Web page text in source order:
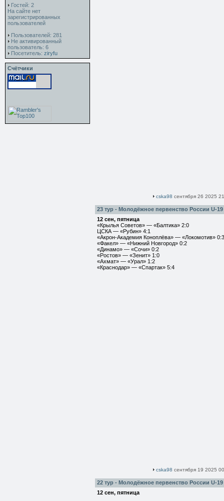
Гостей: 2
На сайте нет
зарегистрированных
пользователей
Пользователей: 281
Не активированный
пользователь: 6
Посетитель: ziryfu
Счётчики
cska98 сентября 26 2025
23 тур - Молодёжное первенство России U-19
12 сен, пятница
«Крылья Советов» — «Балтика» 2:0
ЦСКА — «Рубин» 4:1
«Акрон-Академия Коноплёва» — «Локомотив» 0:3
«Факел» — «Нижний Новгород» 0:2
«Динамо» — «Сочи» 0:2
«Ростов» — «Зенит» 1:0
«Ахмат» — «Урал» 1:2
«Краснодар» — «Спартак» 5:4
cska98 сентября 19 2025
22 тур - Молодёжное первенство России U-19
12 сен, пятница